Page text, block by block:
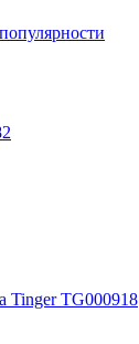
Tinger TG000918